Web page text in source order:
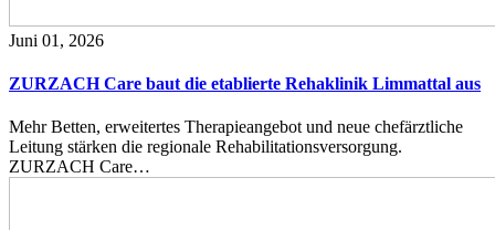
Juni 01, 2026
ZURZACH Care baut die etablierte Rehaklinik Limmattal aus
Mehr Betten, erweitertes Therapieangebot und neue chefärztliche
Leitung stärken die regionale Rehabilitationsversorgung.
ZURZACH Care…